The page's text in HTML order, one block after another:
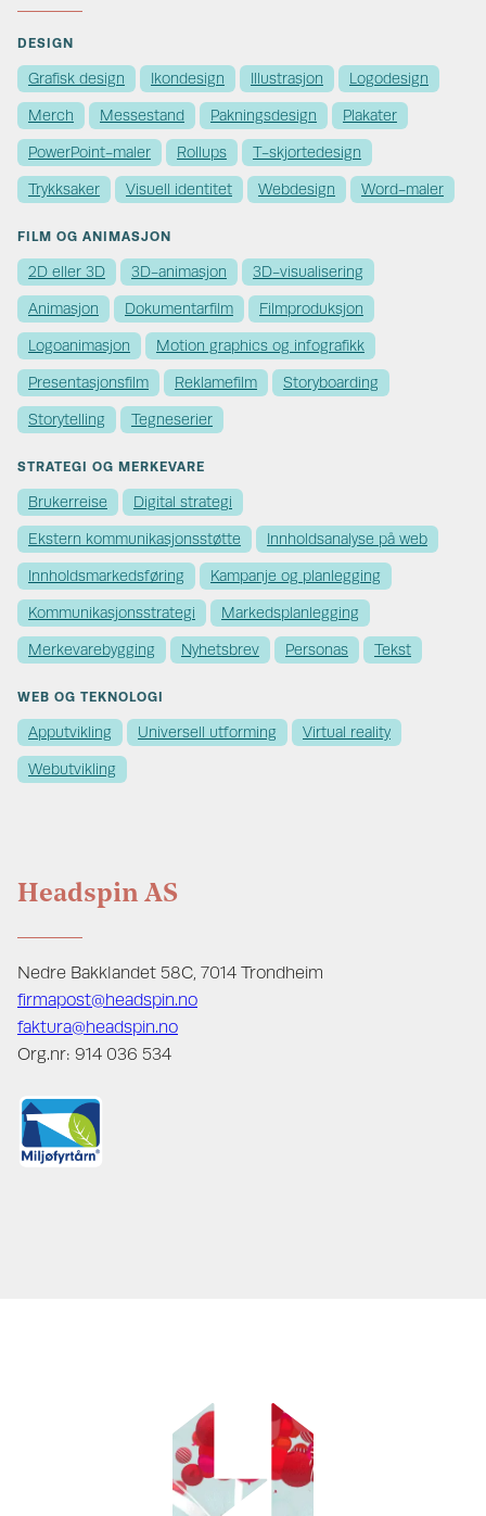
DESIGN
Grafisk design Ikondesign Illustrasjon Logodesign
Merch Messestand Pakningsdesign Plakater
PowerPoint-maler Rollups T-skjortedesign
Trykksaker Visuell identitet Webdesign Word-maler
FILM OG ANIMASJON
2D eller 3D 3D-animasjon 3D-visualisering
Animasjon Dokumentarfilm Filmproduksjon
Logoanimasjon Motion graphics og infografikk
Presentasjonsfilm Reklamefilm Storyboarding
Storytelling Tegneserier
STRATEGI OG MERKEVARE
Brukerreise Digital strategi
Ekstern kommunikasjons­støtte Innholdsanalyse på web
Innholds­markedsføring Kampanje og planlegging
Kommunikasjons­strategi Markedsplanlegging
Merkevare­bygging Nyhetsbrev Personas Tekst
WEB OG TEKNOLOGI
Apputvikling Universell utforming Virtual reality
Webutvikling
Headspin AS
Nedre Bakklandet 58C, 7014 Trondheim
firmapost@headspin.no
faktura@headspin.no
Org.nr: 914 036 534